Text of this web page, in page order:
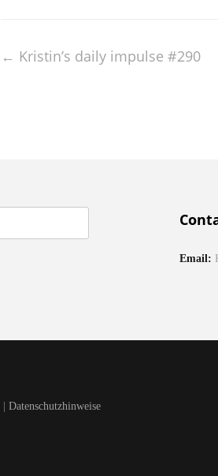
← Kristin’s daily impulse #290
Email:
| Datenschutzhinweise